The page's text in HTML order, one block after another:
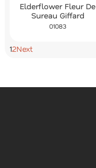
Elderflower Fleur De
Sureau Giffard
01083
12Next